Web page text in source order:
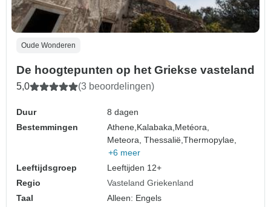
Oude Wonderen
De hoogtepunten op het Griekse vasteland
5,0 (3 beoordelingen)
Duur
8 dagen
Bestemmingen
Athene, Kalabaka, Metéora,
Meteora, Thessalië,Thermopylae,
+6 meer
Leeftijdsgroep
Leeftijden 12+
Regio
Vasteland Griekenland
Taal
Alleen: Engels